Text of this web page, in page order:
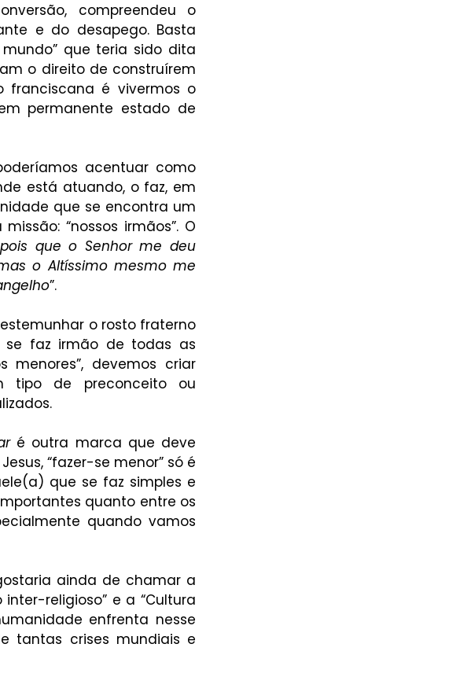
compreendeu o
e do desapego. Basta
que teria sido dita
o direito de construírem
franciscana é vivermos o
permanente estado de
acentuar como
está atuando, o faz, em
que se encontra um
“nossos irmãos”. O
que o Senhor me deu
o Altíssimo mesmo me
”.
o rosto fraterno
se faz irmão de todas as
menores”, devemos criar
tipo de preconceito ou
é outra marca que deve
“fazer-se menor” só é
que se faz simples e
quanto entre os
quando vamos
ainda de chamar a
religioso” e a “Cultura
enfrenta nesse
tantas crises mundiais e